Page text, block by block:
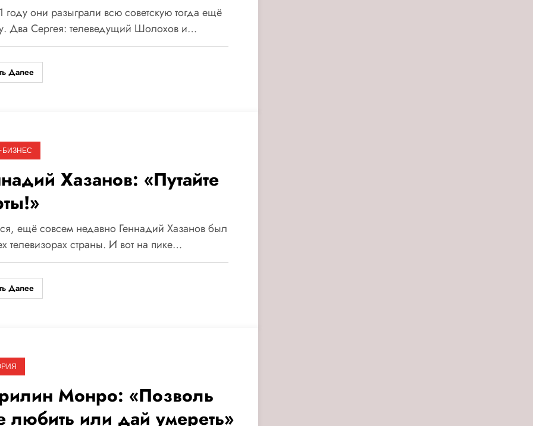
году они разыграли всю советскую тогда ещё
Два Сергея: телеведущий Шолохов и…
Далее
Хазанов: «Путайте
ещё совсем недавно Геннадий Хазанов был
телевизорах страны. И вот на пике…
Далее
Монро: «Позволь
любить или дай умереть»